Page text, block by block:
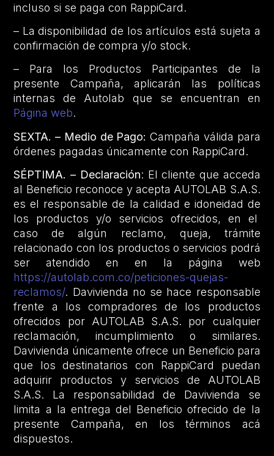
incluso si se paga con RappiCard.
– La disponibilidad de los artículos está sujeta a
confirmación de compra y/o stock.
– Para los Productos Participantes de la
presente Campaña, aplicarán las políticas
internas de Autolab que se encuentran en
Página web.
SEXTA. – Medio de Pago:Campaña válida para
órdenes pagadas únicamente con RappiCard.
SÉPTIMA. – Declaración: El cliente que acceda
al Beneficio reconoce y acepta AUTOLAB S.A.S.
es el responsable de la calidad e idoneidad de
los productos y/o servicios ofrecidos, en el
caso de algún reclamo, queja, trámite
relacionado con los productos o servicios podrá
ser atendido en en la página web
https://autolab.com.co/peticiones-quejas-
reclamos/. Davivienda no se hace responsable
frente a los compradores de los productos
ofrecidos por AUTOLAB S.A.S. por cualquier
reclamación, incumplimiento o similares.
Davivienda únicamente ofrece un Beneficio para
que los destinatarios con RappiCard puedan
adquirir productos y servicios de AUTOLAB
S.A.S. La responsabilidad de Davivienda se
limita a la entrega del Beneficio ofrecido de la
presente Campaña, en los términos acá
dispuestos.